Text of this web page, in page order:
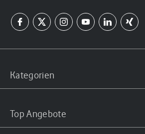
Kategorien
Top Angebote